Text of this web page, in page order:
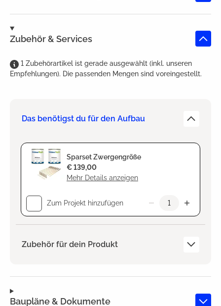
Zubehör & Services
1 Zubehörartikel ist gerade ausgewählt (inkl. unseren
Empfehlungen). Die passenden Mengen sind voreingestellt.
Das benötigst du für den Aufbau
Sparset Zwergengröße
Mehr Details anzeigen
€ 139,00
Zum Projekt hinzufügen
Zubehör für dein Produkt
Baupläne & Dokumente